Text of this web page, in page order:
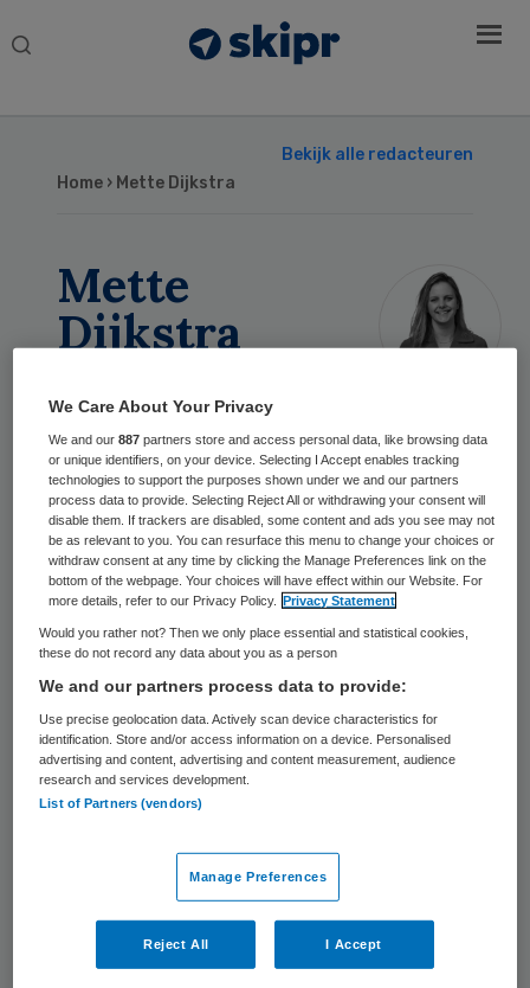
Search
Bekijk alle redacteuren
Home › Mette Dijkstra
Mette
Dijkstra
Eindredacteur Zorgvisie, Skipr en
Qruxx
Geschreven
Bestuurswisselingen bij Isala,
Altrecht en Anton Constandse
22 jun 2026
Poll | Het wordt hoog tijd dat
de ggz naar het Malieveld
Poll | Het is onredelijk dat
bestuurders aansprakelijk
zijn voor falende security
We Care About Your Privacy
We and our887 partners store and access personal data, like browsing data
or unique identifiers, on your device. Selecting I Accept enables tracking
technologies to support the purposes shown under we and our partners
process data to provide. Selecting Reject All or withdrawing your consent will
disable them. If trackers are disabled, some content and ads you see may not
be as relevant to you. You can resurface this menu to change your choices or
withdraw consent at any time by clicking the Manage Preferences link on the
bottom of the webpage. Your choices will have effect within our Website. For
more details, refer to our Privacy Policy. Privacy Statement
Would you rather not? Then we only place essential and statistical cookies,
these do not record any data about you as a person
We and our partners process data to provide:
Use precise geolocation data. Actively scan device characteristics for
identification. Store and/or access information on a device. Personalised
advertising and content, advertising and content measurement, audience
research and services development.
List of Partners (vendors)
Manage Preferences
Reject All I Accept